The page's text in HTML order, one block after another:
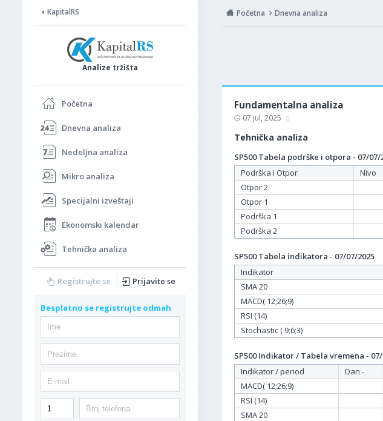
KapitalRS
Analize tržišta
Početna
Dnevna analiza
Nedeljna analiza
Mikro analiza
Specijalni izveštaji
Ekonomski kalendar
Tehnička analiza
Registrujte se Prijavite se
Besplatno se registrujte odmah
Početna Dnevna analiza
Fundamentalna analiza
07 jul, 2025
Tehnička analiza
SP500 Tabela podrške i otpora - 07/07/
Podrška i Otpor
Nivo
Otpor 2
Otpor 1
Podrška 1
Podrška 2
SP500 Tabela indikatora - 07/07/2025
Indikator
SMA 20
MACD( 12;26;9)
RSI (14)
Stochastic ( 9;6;3)
SP500 Indikator / Tabela vremena - 07/
Indikator / period
Dan -
MACD( 12;26;9)
RSI (14)
SMA 20